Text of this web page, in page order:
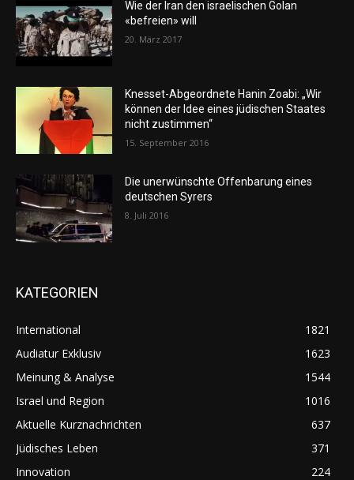
Wie der Iran den israelischen Golan
«befreien» will
20. März 2017
Knesset-Abgeordnete Hanin Zoabi: „Wir
können der Idee eines jüdischen Staates
nicht zustimmen“
15. September 2016
Die unerwünschte Offenbarung eines
deutschen Syrers
8. Juli 2016
KATEGORIEN
International
1821
Audiatur Exklusiv
1623
Meinung & Analyse
1544
Israel und Region
1016
Aktuelle Kurznachrichten
637
Jüdisches Leben
371
Innovation
224